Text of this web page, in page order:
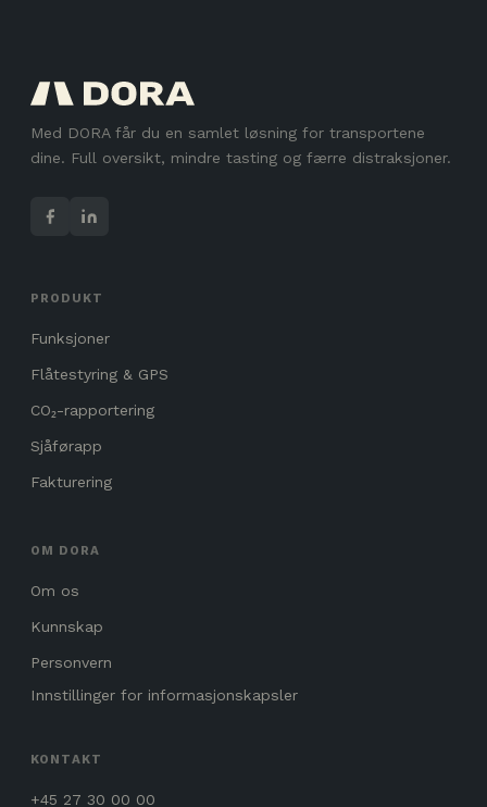
Med DORA får du en samlet løsning for transportene
dine. Full oversikt, mindre tasting og færre distraksjoner.
PRODUKT
Funksjoner
Flåtestyring & GPS
CO₂-rapportering
Sjåførapp
Fakturering
OM DORA
Om os
Kunnskap
Personvern
Innstillinger for informasjonskapsler
KONTAKT
+45 27 30 00 00